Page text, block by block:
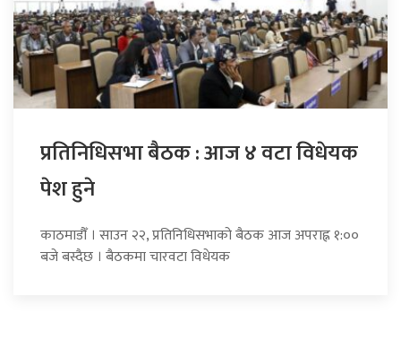
प्रतिनिधिसभा बैठक : आज ४ वटा विधेयक
पेश हुने
काठमाडौँ । साउन २२, प्रतिनिधिसभाको बैठक आज अपराह्न १:००
बजे बस्दैछ । बैठकमा चारवटा विधेयक